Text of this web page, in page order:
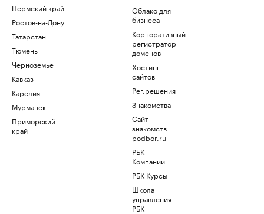
Пермский край
Ростов-на-Дону
Татарстан
Тюмень
Черноземье
Кавказ
Карелия
Мурманск
Приморский
край
Облако для
бизнеса
Корпоративный
регистратор
доменов
Хостинг
сайтов
Рег.решения
Знакомства
Сайт
знакомств
podbor.ru
РБК
Компании
РБК Курсы
Школа
управления
РБК